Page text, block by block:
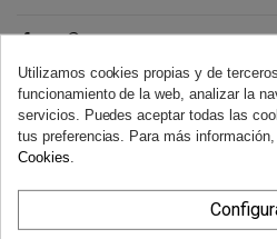
Derecho de desistimiento
Dispones de 14 días naturales
necesidad de justificación.Más
Utilizamos cookies propias y de
funcionamiento de la web, analizar la
servicios. Puedes aceptar todas las
tus preferencias. Para más
Cookies